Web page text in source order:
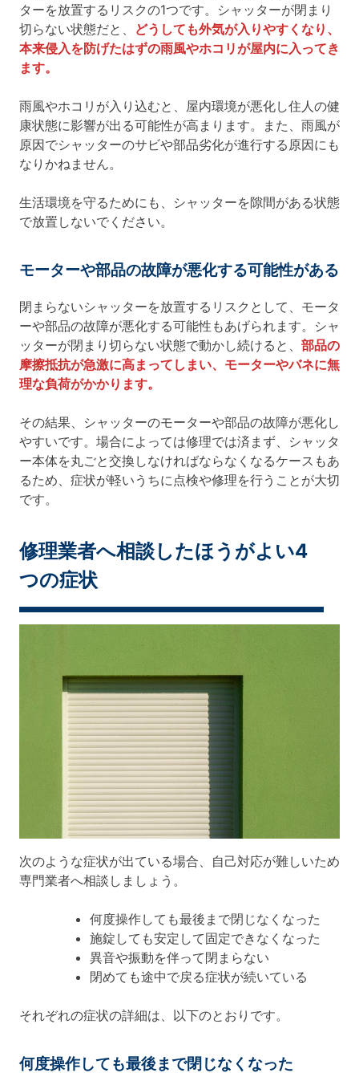
ターを放置するリスクの1つです。シャッターが閉まり
切らない状態だと、 どうしても外気が入りやすくなり、
本来侵入を防げたはずの雨風やホコリが屋内に入ってき
ます。
雨風やホコリが入り込むと、屋内環境が悪化し住人の健
康状態に影響が出る可能性が高まります。また、雨風が
原因でシャッターのサビや部品劣化が進行する原因にも
なりかねません。
生活環境を守るためにも、シャッターを隙間がある状態
で放置しないでください。
モーターや部品の故障が悪化する可能性がある
閉まらないシャッターを放置するリスクとして、モータ
ーや部品の故障が悪化する可能性もあげられます。シャ
ッターが閉まり切らない状態で動かし続けると、 部品の
摩擦抵抗が急激に高まってしまい、モーターやバネに無
理な負荷がかかります。
その結果、シャッターのモーターや部品の故障が悪化し
やすいです。場合によっては修理では済まず、シャッタ
ー本体を丸ごと交換しなければならなくなるケースもあ
るため、症状が軽いうちに点検や修理を行うことが大切
です。
修理業者へ相談したほうがよい4
つの症状
次のような症状が出ている場合、自己対応が難しいため
専門業者へ相談しましょう。
何度操作しても最後まで閉じなくなった
施錠しても安定して固定できなくなった
異音や振動を伴って閉まらない
閉めても途中で戻る症状が続いている
それぞれの症状の詳細は、以下のとおりです。
何度操作しても最後まで閉じなくなった